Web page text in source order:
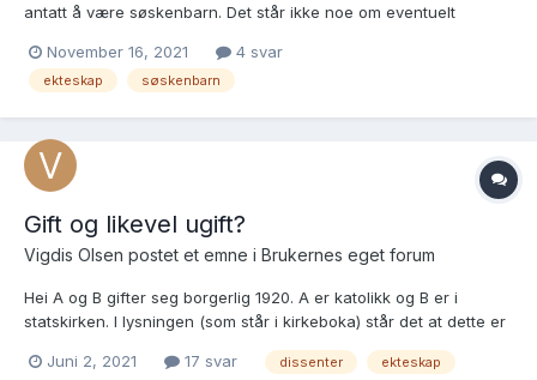
antatt å være søskenbarn. Det står ikke noe om eventuelt
søskenbarnekteskap blitt anmerket i kirkeboka i desember 1799,
som var i kirkeåret 1800, da det vel skjedde ei lovendring mht
November 16, 2021 4 svar
ekteskap søskenbarn
Gift og likevel ugift?
Vigdis Olsen postet et emne i Brukernes eget forum
Hei A og B gifter seg borgerlig 1920. A er katolikk og B er i
statskirken. I lysningen (som står i kirkeboka) står det at dette er
A's første ekteskap, men begynner lure på en teori om at A og B
Juni 2, 2021 17 svar dissenter ekteskap